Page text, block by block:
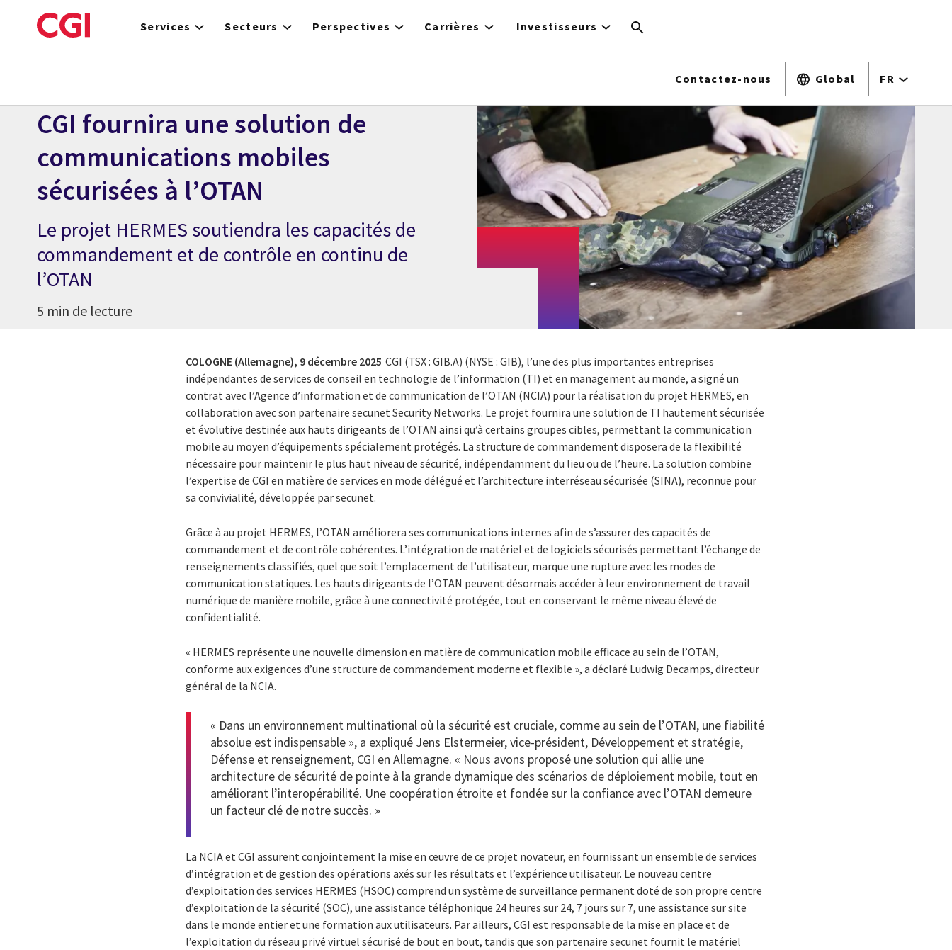
to
Services Secteurs Perspectives Carrières Investisseurs
Contactez-nous Global FR
CGI fournira une solution de
communications mobiles
sécurisées à l’OTAN
Le projet HERMES soutiendra les capacités de
commandement et de contrôle en continu de
l’OTAN
5 min de lecture
COLOGNE (Allemagne), 9 décembre 2025 CGI (TSX : GIB.A) (NYSE : GIB), l’une des plus importantes entreprises
indépendantes de services de conseil en technologie de l’information (TI) et en management au monde, a signé un
contrat avec l’Agence d’information et de communication de l’OTAN (NCIA) pour la réalisation du projet HERMES, en
collaboration avec son partenaire secunet Security Networks. Le projet fournira une solution de TI hautement sécurisée
et évolutive destinée aux hauts dirigeants de l’OTAN ainsi qu’à certains groupes cibles, permettant la communication
mobile au moyen d’équipements spécialement protégés. La structure de commandement disposera de la flexibilité
nécessaire pour maintenir le plus haut niveau de sécurité, indépendamment du lieu ou de l’heure. La solution combine
l’expertise de CGI en matière de services en mode délégué et l’architecture interréseau sécurisée (SINA), reconnue pour
sa convivialité, développée par secunet.
Grâce à au projet HERMES, l’OTAN améliorera ses communications internes afin de s’assurer des capacités de
commandement et de contrôle cohérentes. L’intégration de matériel et de logiciels sécurisés permettant l’échange de
renseignements classifiés, quel que soit l’emplacement de l’utilisateur, marque une rupture avec les modes de
communication statiques. Les hauts dirigeants de l’OTAN peuvent désormais accéder à leur environnement de travail
numérique de manière mobile, grâce à une connectivité protégée, tout en conservant le même niveau élevé de
confidentialité.
« HERMES représente une nouvelle dimension en matière de communication mobile efficace au sein de l’OTAN,
conforme aux exigences d’une structure de commandement moderne et flexible », a déclaré Ludwig Decamps, directeur
général de la NCIA.
« Dans un environnement multinational où la sécurité est cruciale, comme au sein de l’OTAN, une fiabilité
absolue est indispensable », a expliqué Jens Elstermeier, vice-président, Développement et stratégie,
Défense et renseignement, CGI en Allemagne. « Nous avons proposé une solution qui allie une
architecture de sécurité de pointe à la grande dynamique des scénarios de déploiement mobile, tout en
améliorant l’interopérabilité. Une coopération étroite et fondée sur la confiance avec l’OTAN demeure
un facteur clé de notre succès. »
La NCIA et CGI assurent conjointement la mise en œuvre de ce projet novateur, en fournissant un ensemble de services
d’intégration et de gestion des opérations axés sur les résultats et l’expérience utilisateur. Le nouveau centre
d’exploitation des services HERMES (HSOC) comprend un système de surveillance permanent doté de son propre centre
d’exploitation de la sécurité (SOC), une assistance téléphonique 24 heures sur 24, 7 jours sur 7, une assistance sur site
dans le monde entier et une formation aux utilisateurs. Par ailleurs, CGI est responsable de la mise en place et de
l’exploitation du réseau privé virtuel sécurisé de bout en bout, tandis que son partenaire secunet fournit le matériel